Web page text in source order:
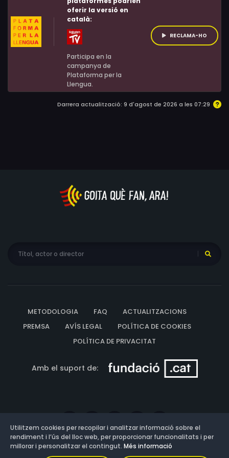
activistes. Finalment, un advocat gai, l'Steven Goldstein,
es compromet amb la causa.
oferir la versió en
català:
Participa en la
campanya de
Plataforma per la
Llengua.
RECLAMA-HO
Darrera actualització: 9 d'agost de 2026 a les 07:29
METODOLOGIA FAQ
ACTUALITZACIONS
PREMSA
AVÍS LEGAL
POLÍTICA DE COOKIES
POLÍTICA DE PRIVACITAT
Amb el suport de:
Utilitzem cookies per recopilar i analitzar informació sobre el
rendiment i l’ús del lloc web, per proporcionar funcionalitats i per
millorar i personalitzar el contingut. Més informació